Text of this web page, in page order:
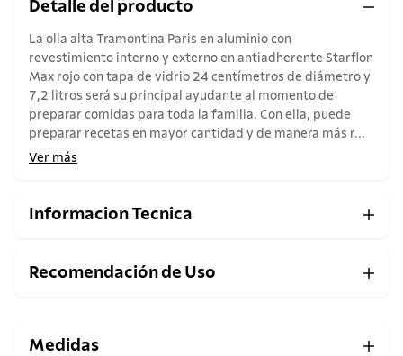
Detalle del producto
La olla alta Tramontina Paris en aluminio con
revestimiento interno y externo en antiadherente Starflon
Max rojo con tapa de vidrio 24 centímetros de diámetro y
7,2 litros será su principal ayudante al momento de
preparar comidas para toda la familia. Con ella, puede
preparar recetas en mayor cantidad y de manera más r...
Ver más
Informacion Tecnica
Recomendación de Uso
Medidas